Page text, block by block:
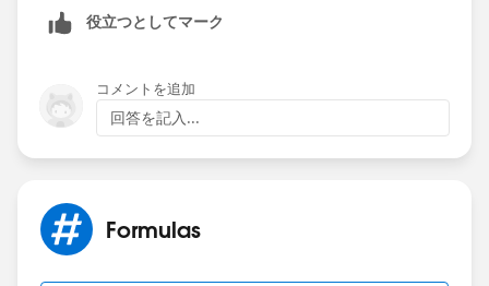
役立つとしてマーク
コメントを追加
回答を記入...
Formulas